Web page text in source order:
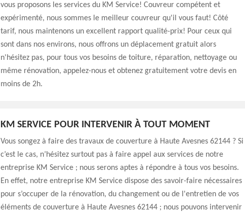
vous proposons les services du KM Service! Couvreur compétent et
expérimenté, nous sommes le meilleur couvreur qu'il vous faut! Côté
tarif, nous maintenons un excellent rapport qualité-prix! Pour ceux qui
sont dans nos environs, nous offrons un déplacement gratuit alors
n'hésitez pas, pour tous vos besoins de toiture, réparation, nettoyage ou
même rénovation, appelez-nous et obtenez gratuitement votre devis en
moins de 2h.
KM SERVICE POUR INTERVENIR À TOUT MOMENT
Vous songez à faire des travaux de couverture à Haute Avesnes 62144 ? Si
c’est le cas, n’hésitez surtout pas à faire appel aux services de notre
entreprise KM Service ; nous serons aptes à répondre à tous vos besoins.
En effet, notre entreprise KM Service dispose des savoir-faire nécessaires
pour s’occuper de la rénovation, du changement ou de l'entretien de vos
éléments de couverture à Haute Avesnes 62144 ; nous pouvons intervenir